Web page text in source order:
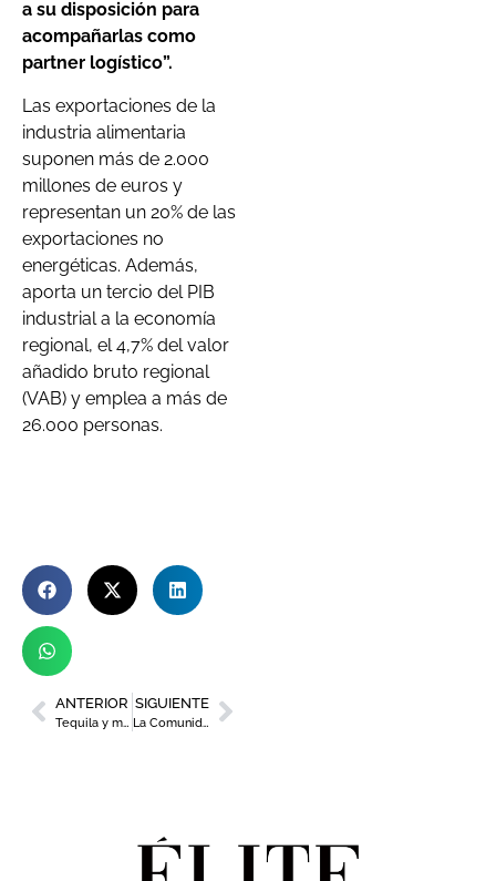
a su disposición para
acompañarlas como
partner logístico”.
Las exportaciones de la
industria alimentaria
suponen más de 2.000
millones de euros y
representan un 20% de las
exportaciones no
energéticas. Además,
aporta un tercio del PIB
industrial a la economía
regional, el 4,7% del valor
añadido bruto regional
(VAB) y emplea a más de
26.000 personas.
ANTERIOR
Tequila y mezcal, tendencia o moda
SIGUIENTE
La Comunidad lanza un mapa interactivo para analizar buenas prácticas de sostenibilidad empresarial